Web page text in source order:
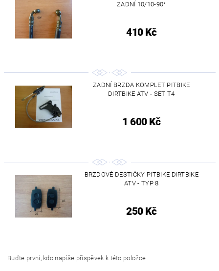
ZADNÍ 10/10-90°
410 Kč
ZADNÍ BRZDA KOMPLET PITBIKE
DIRTBIKE ATV - SET T4
1 600 Kč
BRZDOVÉ DESTIČKY PITBIKE DIRTBIKE
ATV - TYP 8
250 Kč
Buďte první, kdo napíše příspěvek k této položce.